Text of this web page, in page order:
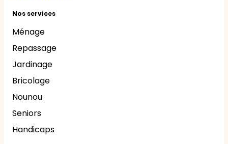
Nos services
Ménage
Repassage
Jardinage
Bricolage
Nounou
Seniors
Handicaps